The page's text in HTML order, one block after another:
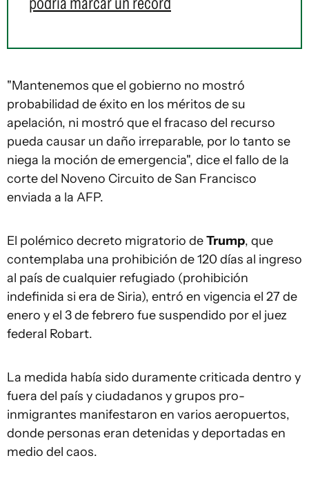
"Mantenemos que el gobierno no mostró
probabilidad de éxito en los méritos de su
apelación, ni mostró que el fracaso del recurso
pueda causar un daño irreparable, por lo tanto se
niega la moción de emergencia", dice el fallo de la
corte del Noveno Circuito de San Francisco
enviada a la AFP.
El polémico decreto migratorio deTrump, que
contemplaba una prohibición de 120 días al ingreso
al país de cualquier refugiado (prohibición
indefinida si era de Siria), entró en vigencia el 27 de
enero y el 3 de febrero fue suspendido por el juez
federal Robart.
La medida había sido duramente criticada dentro y
fuera del país y ciudadanos y grupos pro-
inmigrantes manifestaron en varios aeropuertos,
donde personas eran detenidas y deportadas en
medio del caos.